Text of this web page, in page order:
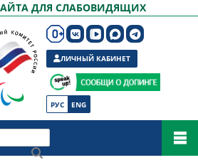
ДЛЯ СЛАБОВИДЯЩИХ
РУС ENG
ЛИЧНЫЙ КАБИНЕТ